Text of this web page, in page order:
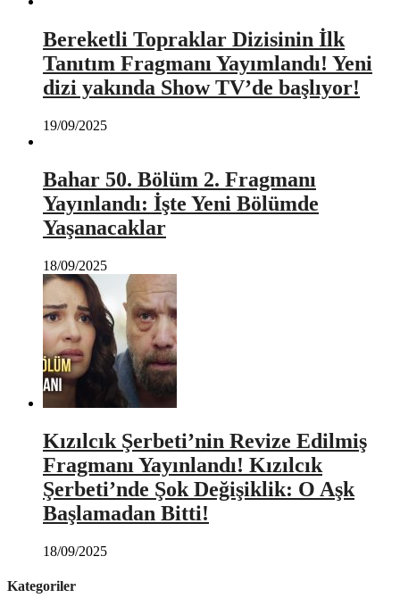
Bereketli Topraklar Dizisinin İlk
Tanıtım Fragmanı Yayımlandı! Yeni
dizi yakında Show TV’de başlıyor!
19/09/2025
Bahar 50. Bölüm 2. Fragmanı
Yayınlandı: İşte Yeni Bölümde
Yaşanacaklar
18/09/2025
Kızılcık Şerbeti’nin Revize Edilmiş
Fragmanı Yayınlandı! Kızılcık
Şerbeti’nde Şok Değişiklik: O Aşk
Başlamadan Bitti!
18/09/2025
Kategoriler